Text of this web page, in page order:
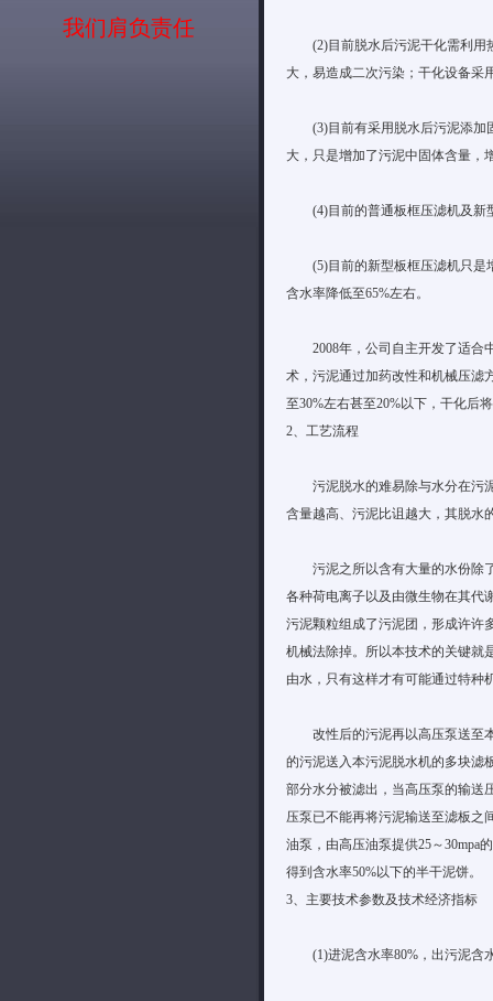
我们肩负责任
(2)目前脱水后污泥干化需利用热
大，易造成二次污染；干化设备采
(3)目前有采用脱水后污泥添加固
大，只是增加了污泥中固体含量，
(4)目前的普通板框压滤机及新型
(5)目前的新型板框压滤机只是增
含水率降低至65%左右。
2008年，公司自主开发了适合
术，污泥通过加药改性和机械压滤
至30%左右甚至20%以下，干化后
2、工艺流程
污泥脱水的难易除与水分在污泥
含量越高、污泥比诅越大，其脱水
污泥之所以含有大量的水份除了
各种荷电离子以及由微生物在其代
污泥颗粒组成了污泥团，形成许许
机械法除掉。所以本技术的关键就
由水，只有这样才有可能通过特种
改性后的污泥再以高压泵送至本
的污泥送入本污泥脱水机的多块滤
部分水分被滤出，当高压泵的输送
压泵已不能再将污泥输送至滤板之
油泵，由高压油泵提供25～30mpa
得到含水率50%以下的半干泥饼。
3、主要技术参数及技术经济指标
(1)进泥含水率80%，出污泥含